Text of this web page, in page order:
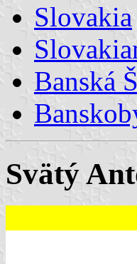
Slovakia
Banská
Svätý